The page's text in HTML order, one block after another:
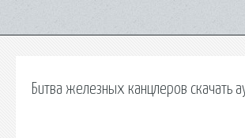
Битва железных канцлеров скачать